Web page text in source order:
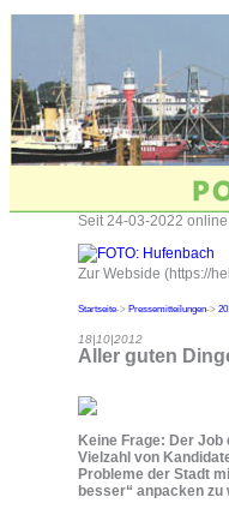
Seit 24-03-2022
Zur Webside (https://
Startseite-> Pressemitteilungen->
18|10|2012
Aller guten
Keine Frage: Der
Vielzahl von
Probleme der Stadt
besser“ anpacken